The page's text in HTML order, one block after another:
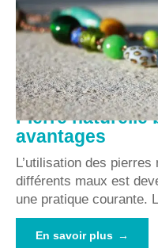
Pierre naturelle
avantages
L’utilisation des
différents maux est
une pratique courante.
En savoir plus